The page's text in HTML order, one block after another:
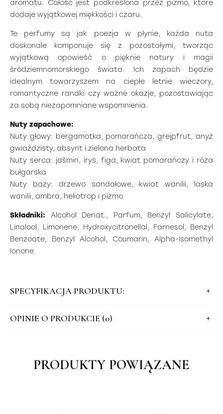
aromatu. Całość jest podkreślona przez piżmo, które
dodaje wyjątkowej miękkości i czaru.
Te perfumy są jak poezja w płynie, każda nuta
doskonale komponuje się z pozostałymi, tworząc
wyjątkową opowieść o pięknie natury i magii
śródziemnomorskiego świata. Ich zapach będzie
idealnym towarzyszem na ciepłe letnie wieczory,
romantyczne randki czy ważne okazje, pozostawiając
za sobą niezapomniane wspomnienia.
Nuty zapachowe:
Nuty głowy: bergamotka, pomarańcza, grejpfrut, anyż
gwiaździsty, absynt i zielona herbata
Nuty serca: jaśmin, irys, figa, kwiat pomarańczy i róża
bułgarska
Nuty bazy: drzewo sandałowe, kwiat wanilii, laska
wanilii, ambra, heliotrop i piżmo
Składniki: Alcohol Denat., Parfum, Benzyl Salicylate,
Linalool, Limonene, Hydroxycitronellal, Farnesol, Benzyl
Benzoate, Benzyl Alcohol, Coumarin, Alpha-Isomethyl
Ionone
SPECYFIKACJA PRODUKTU:
OPINIE O PRODUKCIE (0)
PRODUKTY POWIĄZANE